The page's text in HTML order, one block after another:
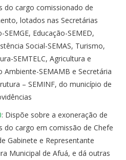
do cargo comissionado de
lotados nas Secretárias
Educação-SEMED,
Social-SEMAS, Turismo,
SEMTELC, Agricultura e
Ambiente-SEMAMB e Secretária
– SEMINF, do município de
: Dispõe sobre a exoneração de
do cargo em comissão de Chefe
Gabinete e Representante
Municipal de Afuá, e dá outras